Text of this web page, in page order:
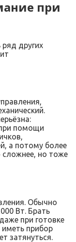
при
других
помощи
а потому более
сложнее, но тоже
Обычно
Вт. Брать
при готовке
прибор
затянуться.